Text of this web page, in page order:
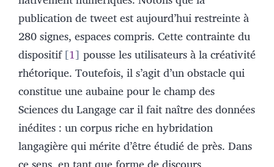
publication de tweet est aujourd’hui restreinte à
280 signes, espaces compris. Cette contrainte du
dispositif 1 pousse les utilisateurs à la créativité
rhétorique. Toutefois, il s’agit d’un obstacle qui
constitue une aubaine pour le champ des
Sciences du Langage car il fait naître des données
inédites : un corpus riche en hybridation
langagière qui mérite d’être étudié de près. Dans